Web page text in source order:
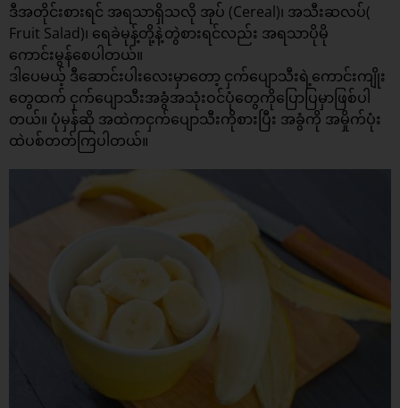
ဒီအတိုင်းစားရင် အရသာရှိသလို အုပ် (Cereal)၊ အသီးဆလပ်(
Fruit Salad)၊ ရေခဲမုန့်တို့နဲ့တွဲစားရင်လည်း အရသာပိုမို
ကောင်းမွန်စေပါတယ်။
ဒါပေမယ့် ဒီဆောင်းပါးလေးမှာတော့ ငှက်ပျောသီးရဲ့ကောင်းကျိုး
တွေထက် ငှက်ပျောသီးအခွံအသုံးဝင်ပုံတွေကိုပြောပြမှာဖြစ်ပါ
တယ်။ ပုံမှန်ဆို အထဲကငှက်ပျောသီးကိုစားပြီး အခွံကို အမှိုက်ပုံး
ထဲပစ်တတ်ကြပါတယ်။